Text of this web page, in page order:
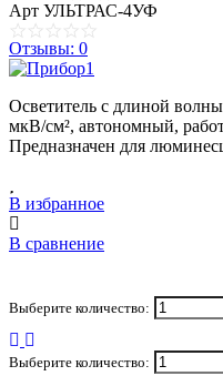
Арт УЛЬТРАС-4УФ
Отзывы: 0
Осветитель с длиной
мкВ/см², автономный,
Предназначен для
В избранное
В сравнение
Выберите количество:
Выберите количество: